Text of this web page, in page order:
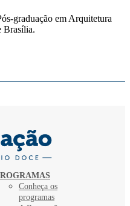
graduação em Arquitetura
Brasília.
Conheça os
programas